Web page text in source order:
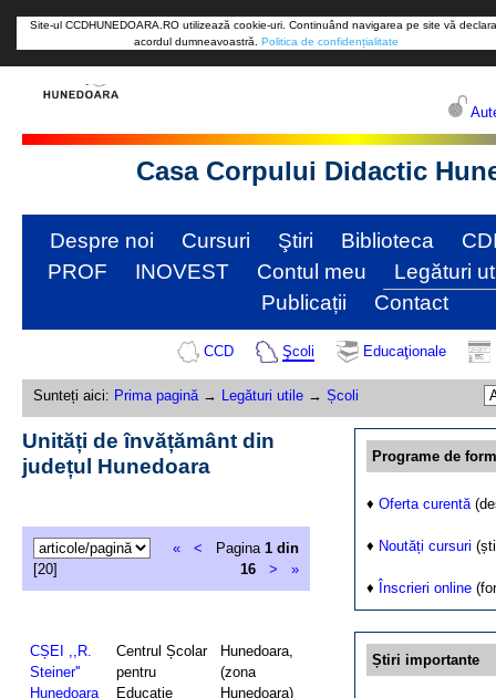
Site-ul CCDHUNEDOARA.RO utilizează cookie-uri. Continuând navigarea pe site vă
acordul dumneavoastră. Politica de confidențialitate
Casa Corpului Didactic
Despre noi Cursuri Ştiri Biblioteca
PROF
INOVEST Contul meu
Legături
Publicații
Contact
CCD Şcoli Educaţionale
Sunteți aici: Prima pagină→ Legături utile → Școli
Programe de
♦ Oferta curentă
♦ Noutăți cursuri
♦ Înscrieri online
Știri importante
Unități de învățământ din
județul Hunedoara
[20]
« < Pagina 1 din
16
> »
CȘEI ,,R.
Steiner''
Hunedoara
Centrul Școlar
pentru
Educație
Hunedoara,
(zona
Hunedoara)